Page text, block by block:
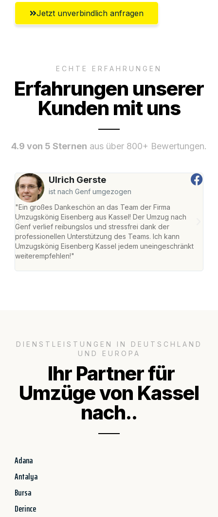
Jetzt unverbindlich anfragen
ECHTE ERFAHRUNGEN
Erfahrungen unserer
Kunden mit uns
4.9 von 5 Sternen aus über 800+ Bewertungen.
Ulrich Gerste
ist nach Genf umgezogen
"Ein großes Dankeschön an das Team der Firma
Umzugskönig Eisenberg aus Kassel! Der Umzug nach
Genf verlief reibungslos und stressfrei dank der
professionellen Unterstützung des Teams. Ich kann
Umzugskönig Eisenberg Kassel jedem uneingeschränkt
weiterempfehlen!"
DIENSTLEISTUNGEN IN DEUTSCHLAND
UND EUROPA
Ihr Partner für
Umzüge von Kassel
nach..
Adana
Antalya
Bursa
Derince